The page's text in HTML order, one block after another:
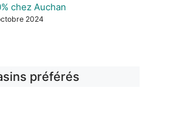
chez Auchan
2024
préférés